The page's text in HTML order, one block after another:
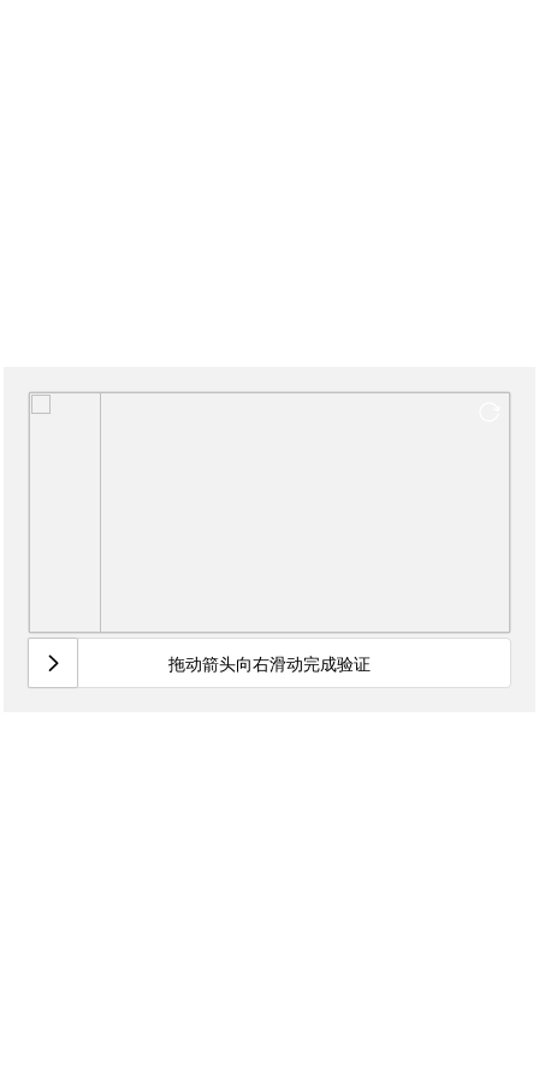
拖动箭头向右滑动完成验证